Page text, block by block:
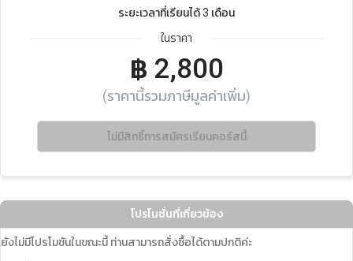
ระยะเวลาที่เรียนได้ 3 เดือน
ในราคา
฿ 2,800
(ราคานี้รวมภาษีมูลค่าเพิ่ม)
ไม่มีสิทธิ์การสมัครเรียนคอร์สนี้
โปรโมชั่นที่เกี่ยวข้อง
ยังไม่มีโปรโมชันในขณะนี้ ท่านสามารถสั่งซื้อได้ตามปกติค่ะ